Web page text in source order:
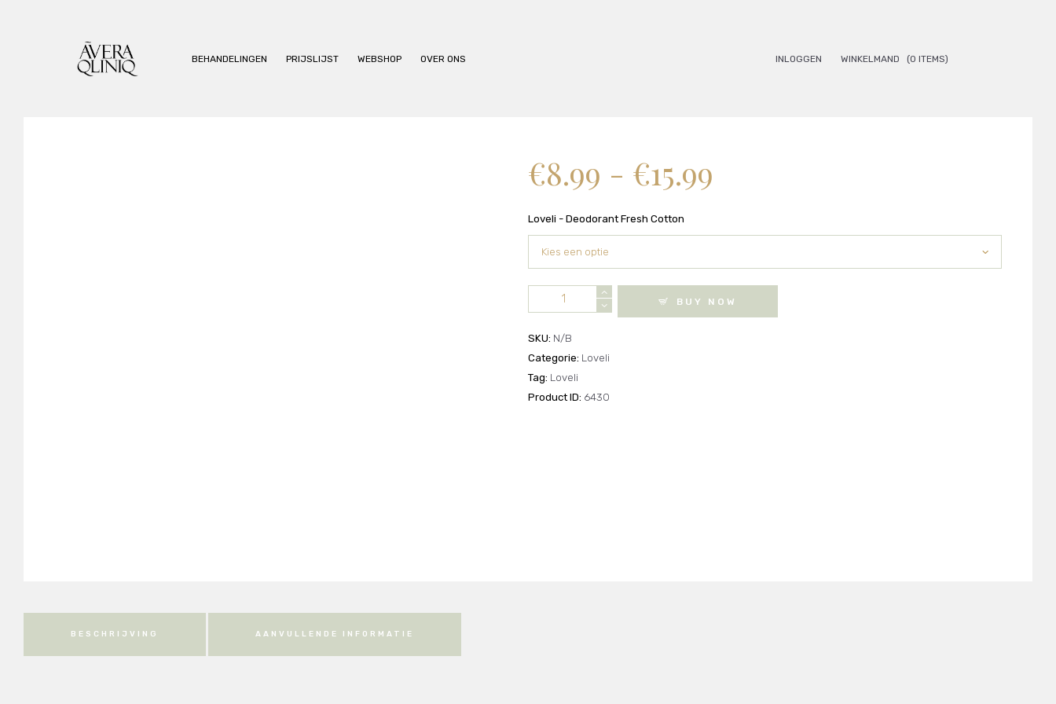
BEHANDELINGEN PRIJSLIJST WEBSHOP OVER ONS INLOGGEN WINKELMAND (0 ITEMS)
PRIJSLIJST
€8.99 - €15.99
€15.99
Loveli - Deodorant Fresh Cotton
-
Deodorant
Fresh
Cotton
aantal
BUY NOW
SKU: N/B
Categorie: Loveli
Tag: Loveli
Product ID: 6430
BESCHRIJVING AANVULLENDE INFORMATIE